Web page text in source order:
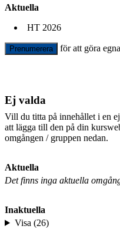
Aktuella
HT 2026
Prenumerera för att göra
Ej valda
Vill du titta på innehållet i en
att lägga till den på din
omgången / gruppen nedan.
Aktuella
Det finns inga aktuella
Inaktuella
Visa (26)